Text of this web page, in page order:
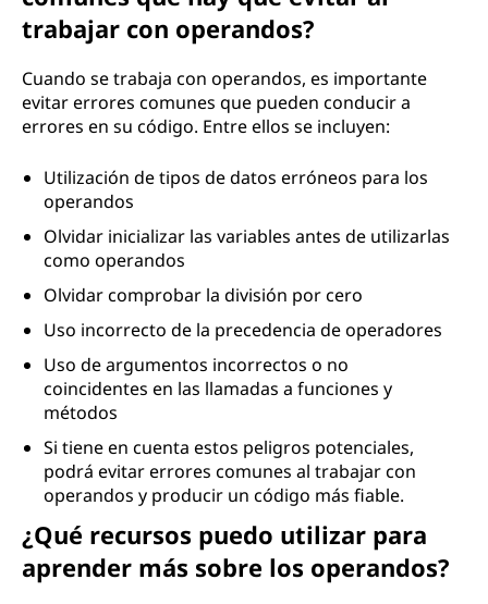
trabajar con operandos?
Cuando se trabaja con operandos, es importante
evitar errores comunes que pueden conducir a
errores en su código. Entre ellos se incluyen:
Utilización de tipos de datos erróneos para los
operandos
Olvidar inicializar las variables antes de utilizarlas
como operandos
Olvidar comprobar la división por cero
Uso incorrecto de la precedencia de operadores
Uso de argumentos incorrectos o no
coincidentes en las llamadas a funciones y
métodos
Si tiene en cuenta estos peligros potenciales,
podrá evitar errores comunes al trabajar con
operandos y producir un código más fiable.
¿Qué recursos puedo utilizar para
aprender más sobre los operandos?